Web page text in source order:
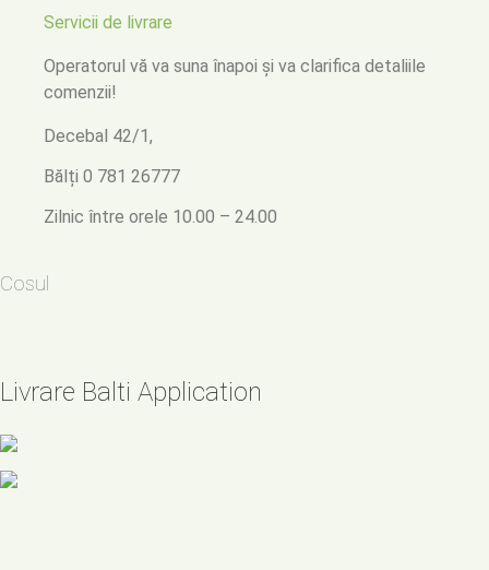
Servicii de livrare
Operatorul vă va suna înapoi și va clarifica detaliile
comenzii!
Decebal 42/1,
Bălți 0 781 26777
Zilnic între orele 10.00 – 24.00
Cosul
Livrare Balti Application